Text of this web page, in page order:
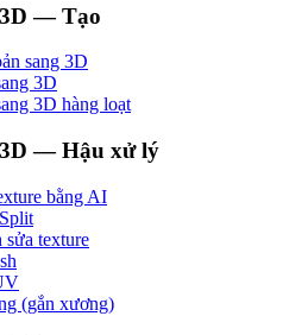
— Tạo
sang 3D
3D
3D hàng loạt
— Hậu xử lý
bằng AI
sửa texture
(gắn xương)